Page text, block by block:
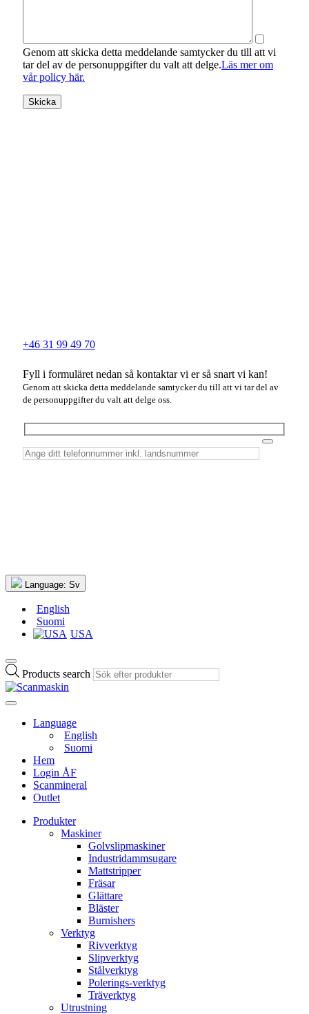
Genom att skicka detta meddelande samtycker du till att vi
tar del av de personuppgifter du valt att delge.Läs mer om
vår policy här.
Skicka
+46 31 99 49 70
Fyll i formuläret nedan så kontaktar vi er så snart vi kan!
Genom att skicka detta meddelande samtycker du till att vi tar del av
de personuppgifter du valt att delge oss.
Language: Sv
English
Suomi
USA
Products search
Language
English
Suomi
Hem
Login ÅF
Scanmineral
Outlet
Produkter
Maskiner
Golvslipmaskiner
Industridammsugare
Mattstripper
Fräsar
Glättare
Bläster
Burnishers
Verktyg
Rivverktyg
Slipverktyg
Stålverktyg
Polerings-verktyg
Träverktyg
Utrustning